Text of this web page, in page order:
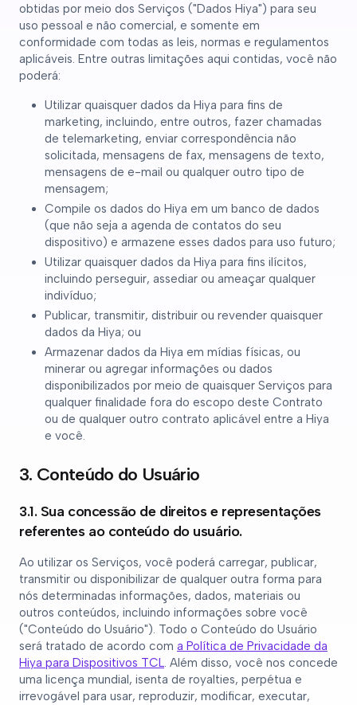
obtidas por meio dos Serviços ("Dados Hiya") para seu
uso pessoal e não comercial, e somente em
conformidade com todas as leis, normas e regulamentos
aplicáveis. Entre outras limitações aqui contidas, você não
poderá:
Utilizar quaisquer dados da Hiya para fins de
marketing, incluindo, entre outros, fazer chamadas
de telemarketing, enviar correspondência não
solicitada, mensagens de fax, mensagens de texto,
mensagens de e-mail ou qualquer outro tipo de
mensagem;
Compile os dados do Hiya em um banco de dados
(que não seja a agenda de contatos do seu
dispositivo) e armazene esses dados para uso futuro;
Utilizar quaisquer dados da Hiya para fins ilícitos,
incluindo perseguir, assediar ou ameaçar qualquer
indivíduo;
Publicar, transmitir, distribuir ou revender quaisquer
dados da Hiya; ou
Armazenar dados da Hiya em mídias físicas, ou
minerar ou agregar informações ou dados
disponibilizados por meio de quaisquer Serviços para
qualquer finalidade fora do escopo deste Contrato
ou de qualquer outro contrato aplicável entre a Hiya
e você.
3. Conteúdo do Usuário
3.1. Sua concessão de direitos e representações
referentes ao conteúdo do usuário.
Ao utilizar os Serviços, você poderá carregar, publicar,
transmitir ou disponibilizar de qualquer outra forma para
nós determinadas informações, dados, materiais ou
outros conteúdos, incluindo informações sobre você
("Conteúdo do Usuário"). Todo o Conteúdo do Usuário
será tratado de acordo com a Política de Privacidade da
Hiya para Dispositivos TCL. Além disso, você nos concede
uma licença mundial, isenta de royalties, perpétua e
irrevogável para usar, reproduzir, modificar, executar,